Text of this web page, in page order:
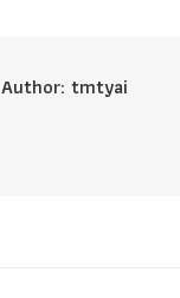
Author: tmtyai